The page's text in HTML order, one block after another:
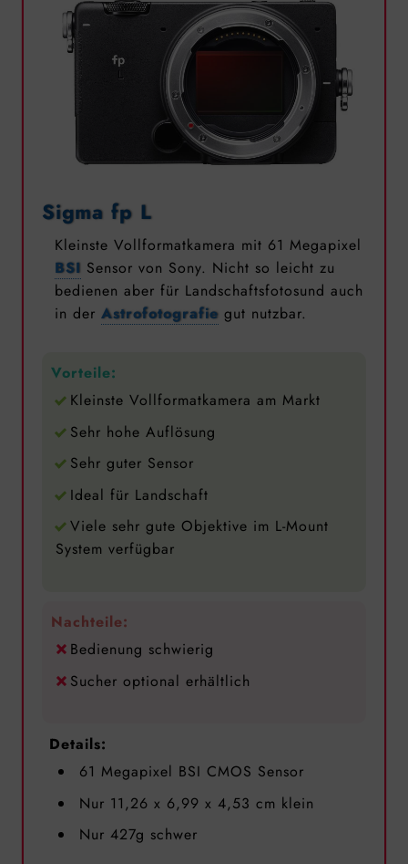
Sigma fp L
Kleinste Vollformatkamera mit 61 Megapixel
BSI Sensor von Sony. Nicht so leicht zu
bedienen aber für Landschaftsfotosund auch
in der Astrofotografie gut nutzbar.
Vorteile:
Kleinste Vollformatkamera am Markt
Sehr hohe Auflösung
Sehr guter Sensor
Ideal für Landschaft
Viele sehr gute Objektive im L-Mount
System verfügbar
Nachteile:
Bedienung schwierig
Sucher optional erhältlich
Details:
61 Megapixel BSI CMOS Sensor
Nur 11,26 x 6,99 x 4,53 cm klein
Nur 427g schwer